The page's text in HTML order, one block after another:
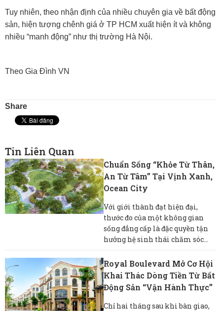
Tuy nhiên, theo nhận định của nhiều chuyên gia về bất động
sản, hiện tượng chênh giá ở TP HCM xuất hiện ít và không
nhiều “manh động” như thị trường Hà Nội.
Theo Gia Đình VN
Share
Tin Liên Quan
Chuẩn Sống “khỏe Từ Thân,
An Từ Tâm” Tại Vịnh Xanh,
Ocean City
Với giới thành đạt hiện đại,
thước đo của một không gian
sống đẳng cấp là đặc quyền tận
hưởng hệ sinh thái chăm sóc...
Royal Boulevard Mở Cơ Hội
Khai Thác Dòng Tiền Từ Bất
Động Sản “vận Hành Thực”
Chỉ hai tháng sau khi bàn giao,